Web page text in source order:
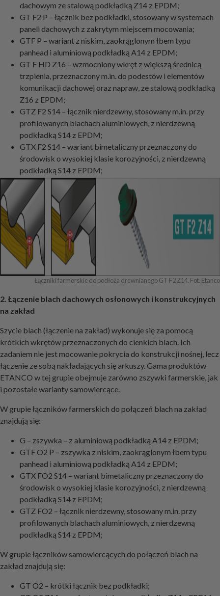
dachowym ze stalową podkładką Z14 z EPDM;
GT F2 P – łącznik bez podkładki, stosowany w systemach
paneli dachowych z zakrytym miejscem mocowania;
GTF P – wariant z niskim, zaokrąglonym łbem typu
panhead i aluminiową podkładką A14 z EPDM;
GT F HD Z16 – wzmocniony wkręt z większą średnicą
trzpienia, przeznaczony m.in. do podestów i elementów
komunikacji dachowej oraz napraw, ze stalową podkładką
Z16 z EPDM;
GTZ F2 S14 – łącznik nierdzewny, stosowany m.in. przy
profilowanych blachach aluminiowych, z nierdzewną
podkładką S14 z EPDM;
GTX F2 S14 – wariant bimetaliczny przeznaczony do
środowisk o wysokiej klasie korozyjności, z nierdzewną
podkładką S14 z EPDM;
Łączniki farmerskie do podłoża drewnianego GT F2 Z14. Fot. Etanco
2. Łączenie blach dachowych osłonowych i konstrukcyjnych
na zakład
Szycie blach (łączenie na zakład) wykonuje się za pomocą
krótkich wkrętów przeznaczonych do cienkich blach. Ich
zadaniem nie jest mocowanie pokrycia do konstrukcji nośnej, lecz
łączenie ze sobą nakładających się arkuszy. Gama produktów
ETANCO w tej grupie obejmuje zarówno zszywki farmerskie, jak
i pozostałe warianty samowiercące.
W grupie łączników farmerskich do połączeń blach na zakład
znajdują się:
G – zszywka – z aluminiową podkładką A14 z EPDM;
GTF O2 P – zszywka z niskim, zaokrąglonym łbem typu
panhead i aluminiową podkładką A14 z EPDM;
GTX FO2 S14 – wariant bimetaliczny przeznaczony do
środowisk o wysokiej klasie korozyjności, z nierdzewną
podkładką S14 z EPDM;
GTZ FO2 – łącznik nierdzewny, stosowany m.in. przy
profilowanych blachach aluminiowych, z nierdzewną
podkładką S14 z EPDM;
W grupie łączników samowiercących do połączeń blach na
zakład znajdują się:
GT O2 – krótki łącznik bez podkładki;